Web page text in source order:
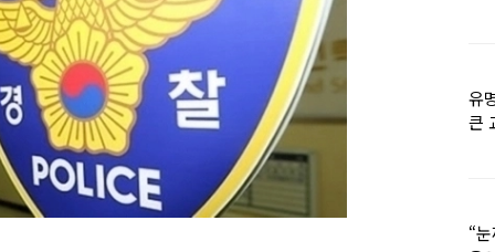
유
큰
“